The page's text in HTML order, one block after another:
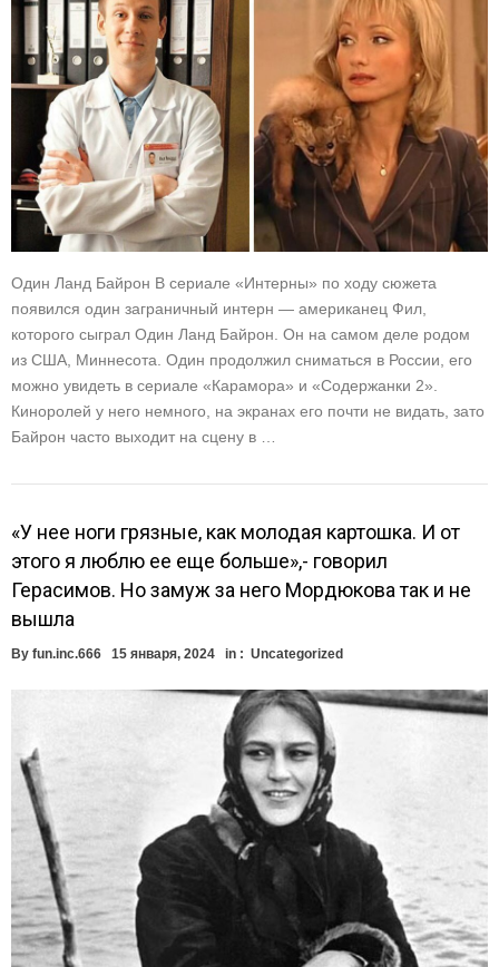
Один Ланд Байрон В сериале «Интерны» по ходу сюжета
появился один заграничный интерн — американец Фил,
которого сыграл Один Ланд Байрон. Он на самом деле родом
из США, Миннесота. Один продолжил сниматься в России, его
можно увидеть в сериале «Карамора» и «Содержанки 2».
Киноролей у него немного, на экранах его почти не видать, зато
Байрон часто выходит на сцену в …
«У нее ноги грязные, как молодая картошка. И от
этого я люблю ее еще больше»,- говорил
Герасимов. Но замуж за него Мордюкова так и не
вышла
By fun.inc.666 15 января, 2024 in : Uncategorized